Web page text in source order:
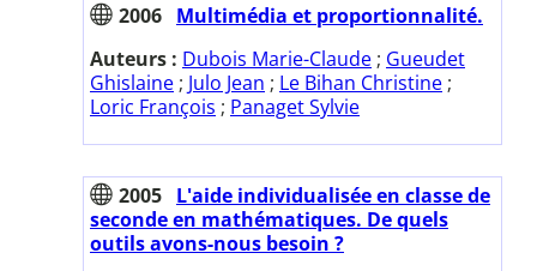
2006 Multimédia et proportionnalité.
Auteurs : Dubois Marie-Claude ; Gueudet
Ghislaine ; Julo Jean ; Le Bihan Christine ;
Loric François ; Panaget Sylvie
2005 L'aide individualisée en classe de
seconde en mathématiques. De quels
outils avons-nous besoin ?